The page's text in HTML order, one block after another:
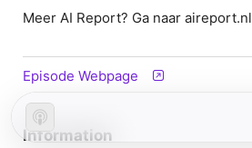
Meer AI Report? Ga naar aireport.nl
Episode Webpage
Information